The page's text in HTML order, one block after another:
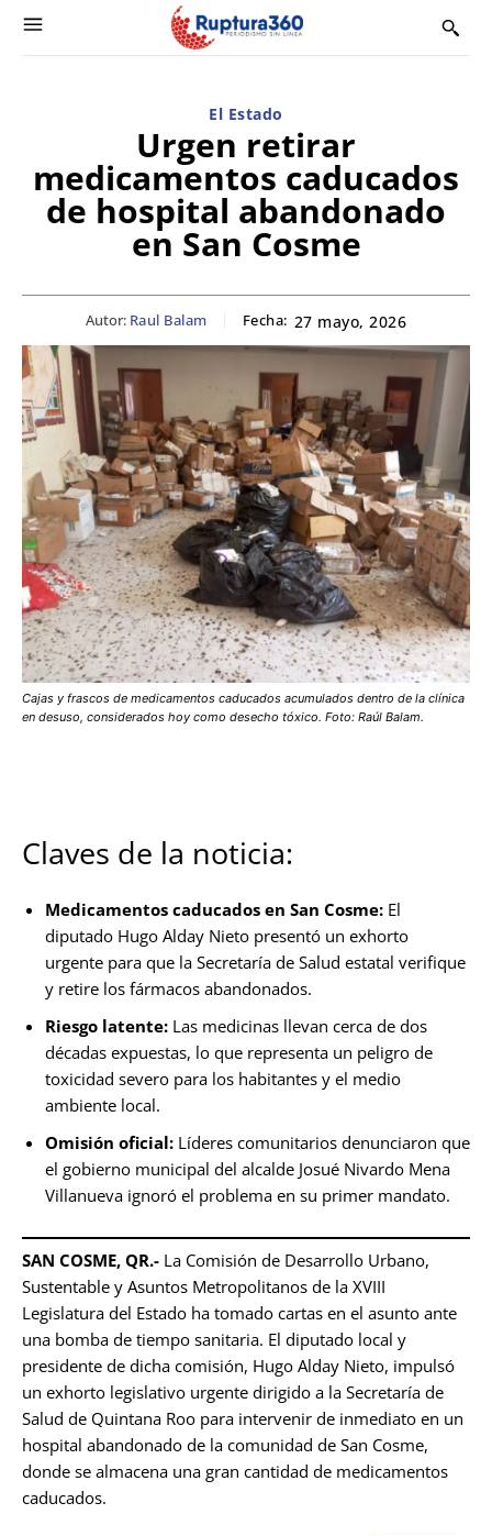
El Estado
Urgen retirar
medicamentos caducados
de hospital abandonado
en San Cosme
Autor: Raul Balam Fecha: 27 mayo, 2026
Cajas y frascos de medicamentos caducados acumulados dentro de la clínica
en desuso, considerados hoy como desecho tóxico. Foto: Raúl Balam.
Claves de la noticia:
Medicamentos caducados en San Cosme: El
diputado Hugo Alday Nieto presentó un exhorto
urgente para que la Secretaría de Salud estatal verifique
y retire los fármacos abandonados.
Riesgo latente: Las medicinas llevan cerca de dos
décadas expuestas, lo que representa un peligro de
toxicidad severo para los habitantes y el medio
ambiente local.
Omisión oficial: Líderes comunitarios denunciaron que
el gobierno municipal del alcalde Josué Nivardo Mena
Villanueva ignoró el problema en su primer mandato.
SAN COSME, QR.- La Comisión de Desarrollo Urbano,
Sustentable y Asuntos Metropolitanos de la XVIII
Legislatura del Estado ha tomado cartas en el asunto ante
una bomba de tiempo sanitaria. El diputado local y
presidente de dicha comisión, Hugo Alday Nieto, impulsó
un exhorto legislativo urgente dirigido a la Secretaría de
Salud de Quintana Roo para intervenir de inmediato en un
hospital abandonado de la comunidad de San Cosme,
donde se almacena una gran cantidad de medicamentos
caducados.